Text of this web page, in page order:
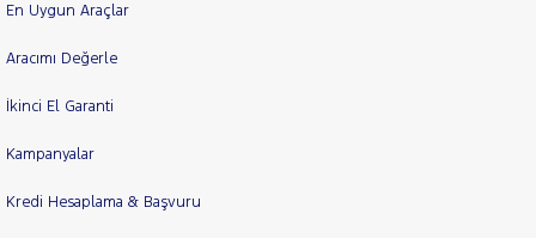
En Uygun Araçlar
Aracımı Değerle
İkinci El Garanti
Kampanyalar
Kredi Hesaplama & Başvuru